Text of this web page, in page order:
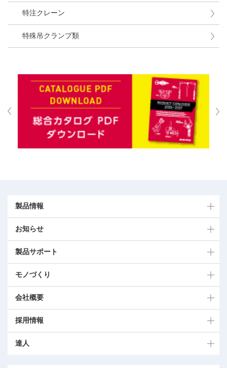
特注クレーン
特殊吊クランプ類
製品情報
お知らせ
製品サポート
モノづくり
会社概要
採用情報
達人